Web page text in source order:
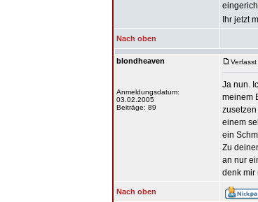
Ihr jetzt
Nach oben
blondheaven
Anmeldungsdatum:
03.02.2005
Beiträge: 89
Ja nun.
meinem
einem
ein
Zu
an nur
denk mir
Nach oben